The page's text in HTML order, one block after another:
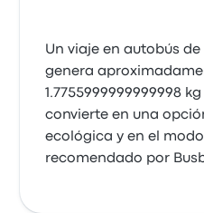
Un viaje en autobús
genera
1.7755999999999998
convierte en una
ecológica y en el
recomendado por